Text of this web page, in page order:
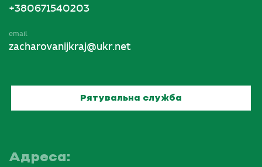
+380671540203
email
zacharovanijkraj@ukr.net
Рятувальна служба
Адреса: